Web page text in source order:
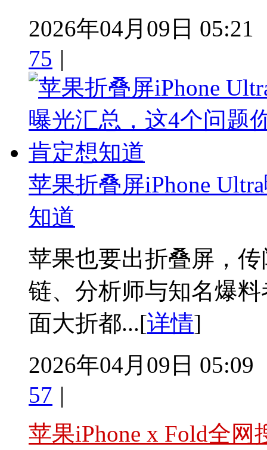
2026年04月09日 05:21
75 |
苹果折叠屏iPhone
知道
苹果也要出折叠屏，
链、分析师与知名爆
面大折都...[详情]
2026年04月09日 05:09
57 |
苹果iPhone x Fold全网